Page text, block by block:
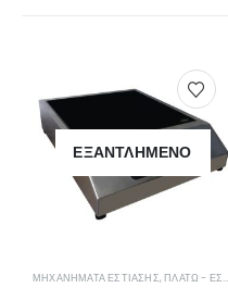
ΕΞΑΝΤΛΗΜΈΝΟ
ΜΗΧΑΝΉΜΑΤΑ ΕΣΤΊΑΣΗΣ,ΠΛΑΤΏ - ΕΣΤΊΕΣ ΨΗΣΊΜΑΤΟΣ